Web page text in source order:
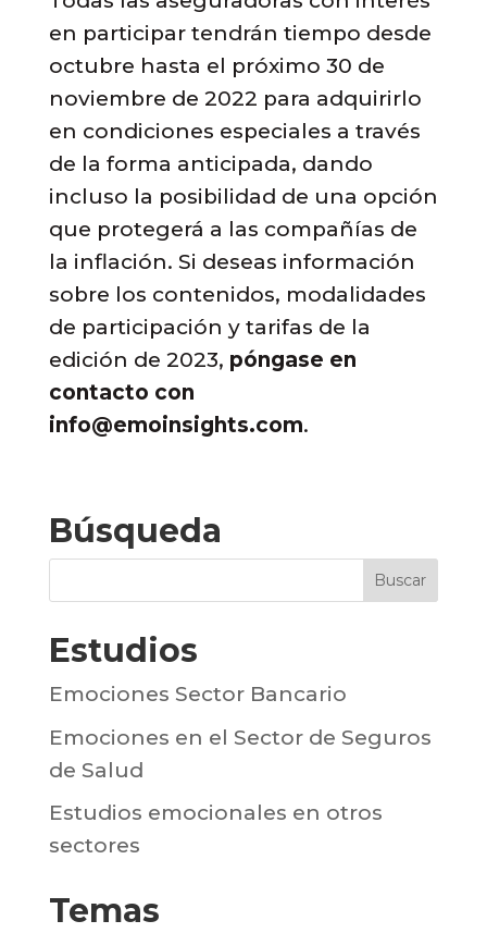
en participar tendrán tiempo desde
octubre hasta el próximo 30 de
noviembre de 2022 para adquirirlo
en condiciones especiales a través
de la forma anticipada, dando
incluso la posibilidad de una opción
que protegerá a las compañías de
la inflación. Si deseas información
sobre los contenidos, modalidades
de participación y tarifas de la
edición de 2023, póngase en
contacto con
info@emoinsights.com.
Búsqueda
Estudios
Emociones Sector Bancario
Emociones en el Sector de Seguros
de Salud
Estudios emocionales en otros
sectores
Temas